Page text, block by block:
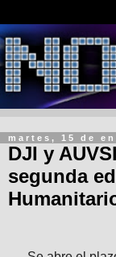
martes, 15 de
DJI y
segunda